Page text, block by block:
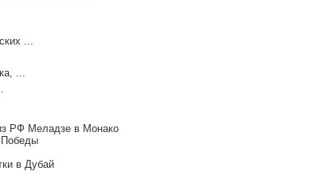
...
...
РФ Меладзе в Монако
Победы
в Дубай